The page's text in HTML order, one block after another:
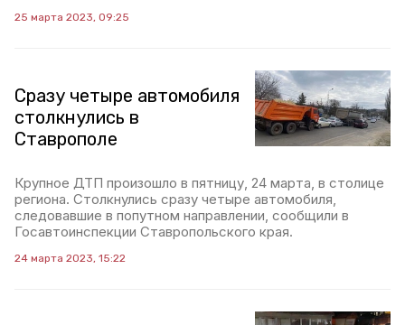
25 марта 2023, 09:25
Сразу четыре автомобиля
столкнулись в
Ставрополе
Крупное ДТП произошло в пятницу, 24 марта, в столице
региона. Столкнулись сразу четыре автомобиля,
следовавшие в попутном направлении, сообщили в
Госавтоинспекции Ставропольского края.
24 марта 2023, 15:22